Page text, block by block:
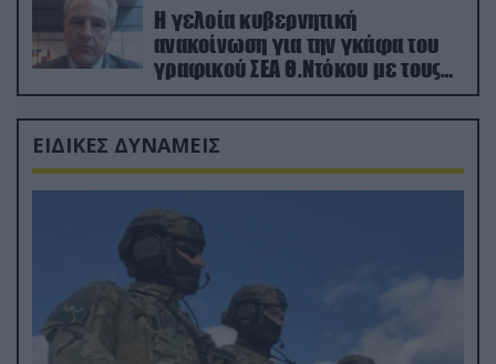
Η γελοία κυβερνητική
ανακοίνωση για την γκάφα του
γραφικού ΣΕΑ Θ.Ντόκου με τους
Ρώσους φαρσέρ
ΕΙΔΙΚΕΣ ΔΥΝΑΜΕΙΣ